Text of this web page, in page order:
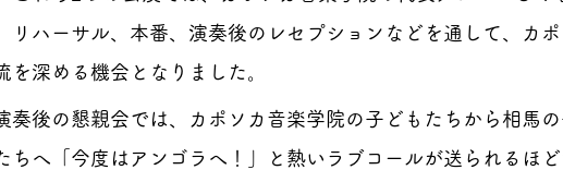
リハーサル、本番、演奏後のレセプションなどを通して、カ
を深める機会となりました。
後の懇親会では、カポソカ音楽学院の子どもたちから相馬の
ちへ「今度はアンゴラへ！」と熱いラブコールが送られるほど